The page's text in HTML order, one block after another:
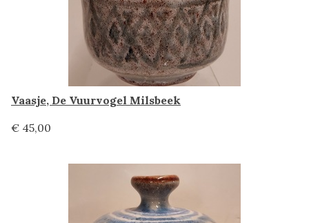
Vaasje, De Vuurvogel Milsbeek
€ 45,00